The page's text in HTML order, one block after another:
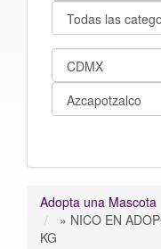
Adopta una Mascota
» NICO EN
KG